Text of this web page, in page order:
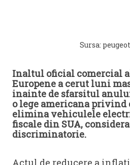
Sursa:
Inaltul oficial comercial
Europene a cerut luni
inainte de sfarsitul
o lege americana privind
elimina vehiculele
fiscale din SUA,
discriminatorie.
Actul de reducere a